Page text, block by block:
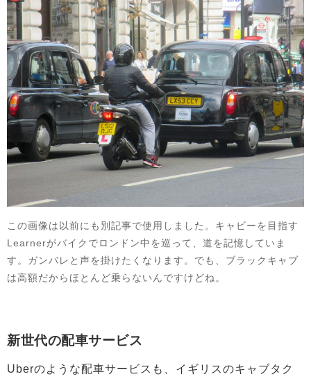
この画像は以前にも別記事で使用しました。キャビーを目指す
Learnerがバイクでロンドン中を巡って、道を記憶していま
す。ガンバレと声を掛けたくなります。でも、ブラックキャブ
は高額だからほとんど乗らないんですけどね。
新世代の配車サービス
Uberのような配車サービスも、イギリスのキャブタク